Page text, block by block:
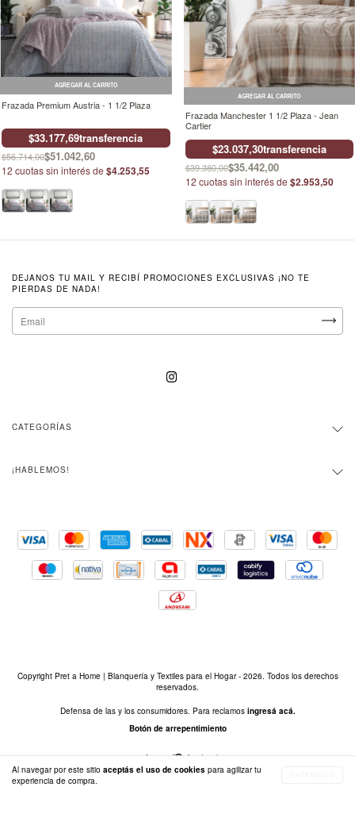
Al navegar por este sitio aceptás el uso de cookies para agilizar tu
experiencia de compra.
AGREGAR AL CARRITO
Frazada Premium Austria - 1 1/2 Plaza
$33.177,69transferencia
$56.714,00$51.042,60
12 cuotas sin interés de $4.253,55
AGREGAR AL CARRITO
Frazada Manchester 1 1/2 Plaza - Jean
Cartier
$23.037,30transferencia
$39.380,00$35.442,00
12 cuotas sin interés de $2.953,50
DEJANOS TU MAIL Y RECIBÍ PROMOCIONES EXCLUSIVAS ¡NO TE
PIERDAS DE NADA!
CATEGORÍAS
¡HABLEMOS!
Copyright Pret a Home | Blanquería y Textiles para el Hogar - 2026. Todos los derechos
reservados.
Defensa de las y los consumidores. Para reclamos ingresá acá.
Botón de arrepentimiento